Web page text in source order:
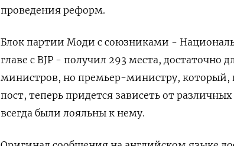
проведения реформ.
Блок партии Моди с союзниками -
главе с BJP - получил 293 места, достаточно
министров, но премьер-министру, который,
пост, теперь придется зависеть от
всегда были лояльны к нему.